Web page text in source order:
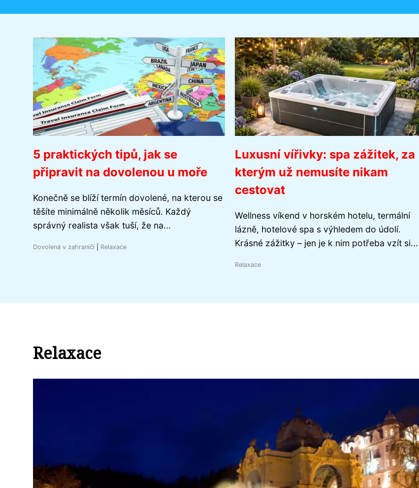
5 praktických tipů, jak se
připravit na dovolenou u moře
Konečně se blíží termín dovolené, na kterou se
těšíte minimálně několik měsíců. Každý
správný realista však tuší, že na...
Dovolená v zahraničí Relaxace
Luxusní vířivky: spa zážitek, za
kterým už nemusíte nikam
cestovat
Wellness víkend v horském hotelu, termální
lázně, hotelové spa s výhledem do údolí.
Krásné zážitky – jen je k nim potřeba vzít si...
Relaxace
Relaxace